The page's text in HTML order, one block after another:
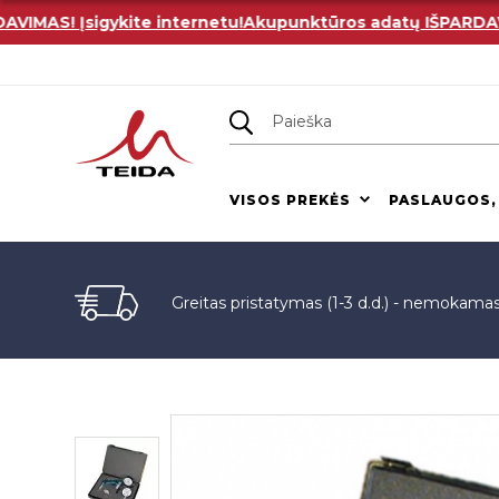
Įsigykite internetu!Akupunktūros adatų
VISOS PREKĖS
Greitas pristatymas (1-3 d.d.) -